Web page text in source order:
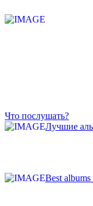
Что послушать?
Лучшие
Best